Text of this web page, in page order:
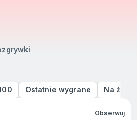
Ostatnie wygrane Na żywo
Obserwuj